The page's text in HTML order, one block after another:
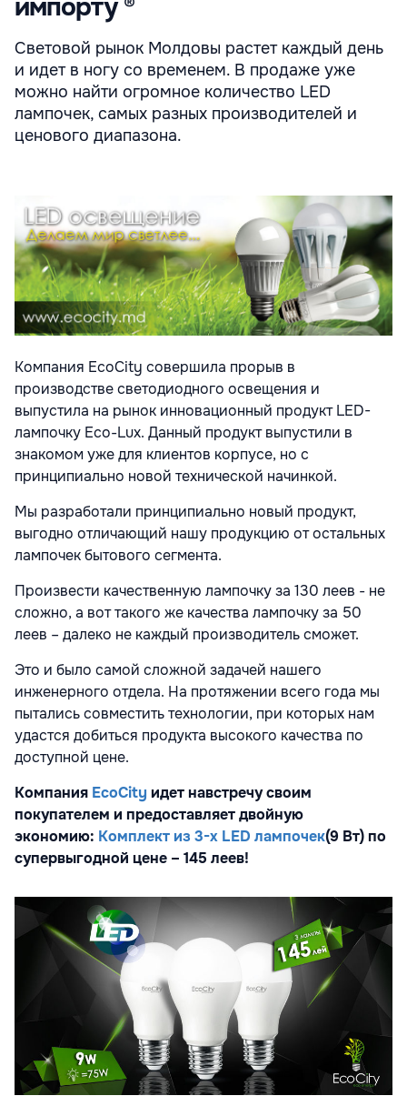
импорту ®
Световой рынок Молдовы растет каждый день
и идет в ногу со временем. В продаже уже
можно найти огромное количество LED
лампочек, самых разных производителей и
ценового диапазона.
Компания EcoCity совершила прорыв в
производстве светодиодного освещения и
выпустила на рынок инновационный продукт LED-
лампочку Eco-Lux. Данный продукт выпустили в
знакомом уже для клиентов корпусе, но с
принципиально новой технической начинкой.
Мы разработали принципиально новый продукт,
выгодно отличающий нашу продукцию от остальных
лампочек бытового сегмента.
Произвести качественную лампочку за 130 леев - не
сложно, а вот такого же качества лампочку за 50
леев – далеко не каждый производитель сможет.
Это и было самой сложной задачей нашего
инженерного отдела. На протяжении всего года мы
пытались совместить технологии, при которых нам
удастся добиться продукта высокого качества по
доступной цене.
Компания EcoCity идет навстречу своим
покупателем и предоставляет двойную
экономию: Комплект из 3-х LED лампочек(9 Вт) по
супервыгодной цене – 145 леев!